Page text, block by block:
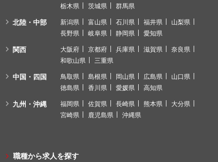
栃木県
茨城県 群馬県
北陸・中部 新潟県 富山県 石川県 福井県
山梨県
長野県
岐阜県 静岡県 愛知県
関西 大阪府 京都府 兵庫県 滋賀県
奈良県
和歌山県
三重県
中国・四国 鳥取県 島根県 岡山県 広島県
山口県
徳島県
香川県 愛媛県 高知県
九州・沖縄 福岡県 佐賀県 長崎県 熊本県
大分県
宮崎県
鹿児島県 沖縄県
職種から求人を探す